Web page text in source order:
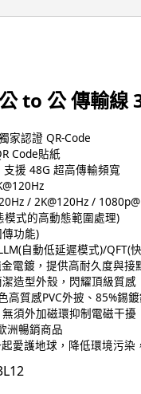
to 公 傳輸線
家認證 QR-Code
Code貼紙
援 48G 超高傳輸頻寬
/ 2K@120Hz /
式的高動態範圍處理)
功能)
自動低延遲模式)/QFT(
電鍍，提供高耐久度與接
造型外殼，閃耀頂級質感
質感PVC外披、85%錫
須外加磁環抑制電磁干擾
洲暢銷商品
愛護地球，降低環境污染